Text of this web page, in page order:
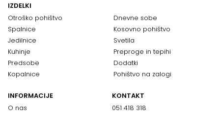
IZDELKI
Otroško pohištvo
Spalnice
Jedilnice
Kuhinje
Predsobe
Kopalnice
Dnevne sobe
Kosovno pohištvo
Svetila
Preproge in tepihi
Dodatki
Pohištvo na zalogi
INFORMACIJE
O nas
KONTAKT
051 418 318